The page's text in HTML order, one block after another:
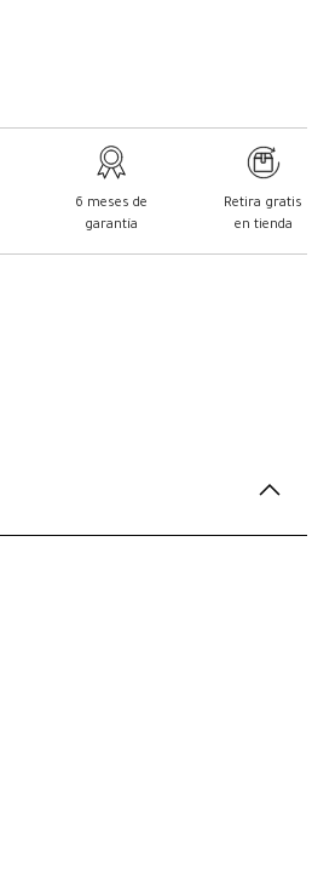
6 meses de
garantía
Retira gratis
en tienda